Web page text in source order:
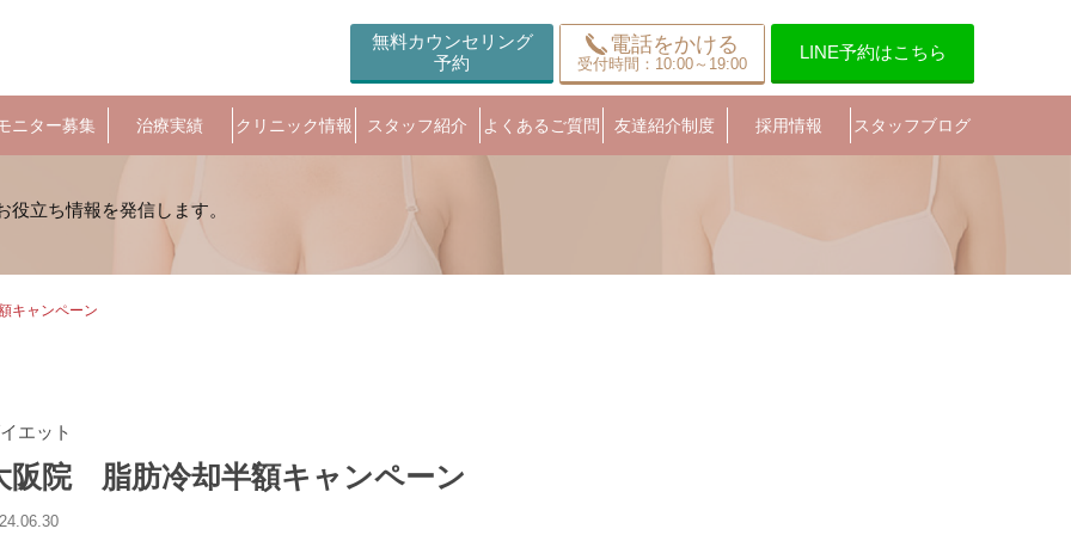
無料カウンセリング
予約
電話をかける
受付時間：10:00～19:00
LINE予約はこちら
ニター募集 治療実績 クリニック情報 スタッフ紹介 よくあるご質問 友達紹介制度 採用情報 スタッフブログ
キャンペーン
エット
阪院 脂肪冷却半額キャンペーン